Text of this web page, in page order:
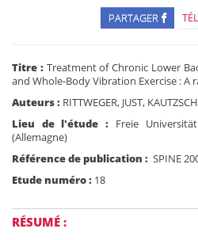
PARTAGER
Titre : Treatment of Chronic Lower
and Whole-Body Vibration Exercise :
Auteurs : RITTWEGER, JUST,
Lieu de l'étude : Freie
(Allemagne)
Référence de publication : SPINE
Etude numéro : 18
RÉSUMÉ :